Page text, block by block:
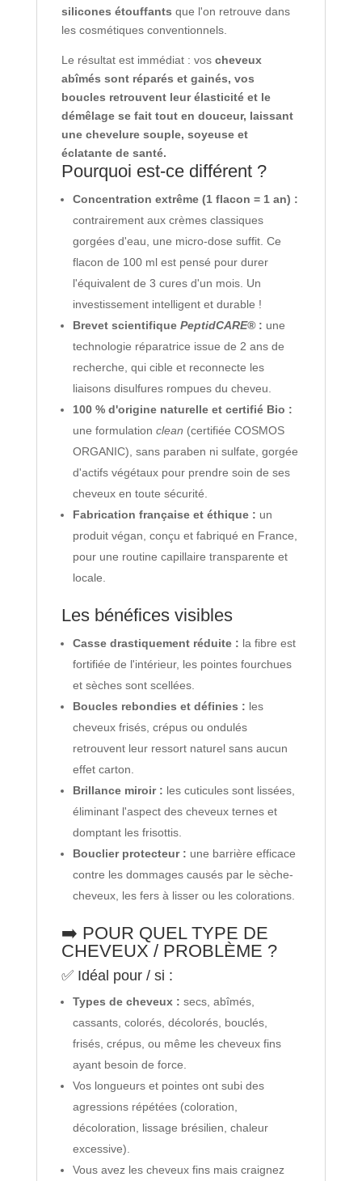
silicones étouffants que l'on retrouve dans
les cosmétiques conventionnels.
Le résultat est immédiat : vos cheveux
abîmés sont réparés et gainés, vos
boucles retrouvent leur élasticité et le
démêlage se fait tout en douceur, laissant
une chevelure souple, soyeuse et
éclatante de santé.
Pourquoi est-ce différent ?
Concentration extrême (1 flacon = 1 an) :
contrairement aux crèmes classiques
gorgées d'eau, une micro-dose suffit. Ce
flacon de 100 ml est pensé pour durer
l'équivalent de 3 cures d'un mois. Un
investissement intelligent et durable !
Brevet scientifique PeptidCARE®: une
technologie réparatrice issue de 2 ans de
recherche, qui cible et reconnecte les
liaisons disulfures rompues du cheveu.
100 % d'origine naturelle et certifié Bio :
une formulation clean (certifiée COSMOS
ORGANIC), sans paraben ni sulfate, gorgée
d'actifs végétaux pour prendre soin de ses
cheveux en toute sécurité.
Fabrication française et éthique : un
produit végan, conçu et fabriqué en France,
pour une routine capillaire transparente et
locale.
Les bénéfices visibles
Casse drastiquement réduite : la fibre est
fortifiée de l'intérieur, les pointes fourchues
et sèches sont scellées.
Boucles rebondies et définies : les
cheveux frisés, crépus ou ondulés
retrouvent leur ressort naturel sans aucun
effet carton.
Brillance miroir : les cuticules sont lissées,
éliminant l'aspect des cheveux ternes et
domptant les frisottis.
Bouclier protecteur : une barrière efficace
contre les dommages causés par le sèche-
cheveux, les fers à lisser ou les colorations.
➡️ POUR QUEL TYPE DE
CHEVEUX / PROBLÈME ?
✅ Idéal pour / si :
Types de cheveux : secs, abîmés,
cassants, colorés, décolorés, bouclés,
frisés, crépus, ou même les cheveux fins
ayant besoin de force.
Vos longueurs et pointes ont subi des
agressions répétées (coloration,
décoloration, lissage brésilien, chaleur
excessive).
Vous avez les cheveux fins mais craignez